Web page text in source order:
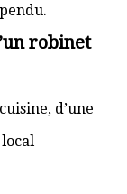
robinet
d’une
local